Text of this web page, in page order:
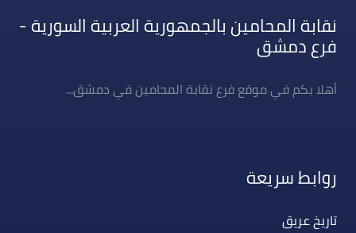
نقابة المحامين بالجمهورية العربية السورية -
فرع دمشق
أهلا بكم في موقع فرع نقابة المحامين في دمشق...
روابط سريعة
تاريخ عريق